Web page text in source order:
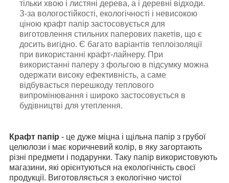
Крафт папір - це дуже міцна і щільна папір з грубої
целюлози і має коричневий колір, в яку загортають
різні предмети і подарунки. Таку папір використовують
магазини, які орієнтуються на екологічність своєї
продукції. Виготовляється з екологічно чистої
тільки хвою і листяні дерева, а і деревні відходи.
З-за вологостійкості, екологічності і невисокою
ціною крафт папір застосовується для
виготовлення стильних паперових пакетів, що є
досить вигідно. Є багато варіантів теплоізоляції
при використанні крафт-лайнеру. При
використанні паперу з фольгою в підсумку можна
одержати високу ефективність, а саме
відбувається перешкоду теплового
випромінювання і широко застосовується в
будівництві для утеплення.